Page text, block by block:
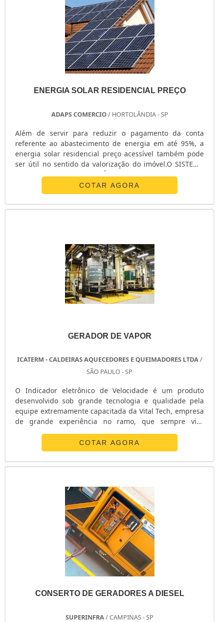
ENERGIA SOLAR RESIDENCIAL PREÇO
ADAPS COMERCIO/ HORTOLÂNDIA - SP
Além de servir para reduzir o pagamento da conta
referente ao abastecimento de energia em até 95%, a
energia solar residencial preço acessível também pode
ser útil no sentido da valorização do imóvel.O SISTEMA
SE APRESENTA COMO UM ÓTIMO INVESTIMENTOTratada
como um ótimo investimento, sendo que, neste caso, o
conceito de “ótimo” está diretamente relacionado a um
rápido retorno, a energia solar residencial interfere
COTAR AGORA
GERADOR DE VAPOR
ICATERM - CALDEIRAS AQUECEDORES E QUEIMADORES LTDA/
SÃO PAULO - SP
O Indicador eletrônico de Velocidade é um produto
desenvolvido sob grande tecnologia e qualidade pela
equipe extremamente capacitada da Vital Tech, empresa
de grande experiência no ramo, que sempre visa
oferecer as melhores soluções para seus clientes e suas
empresas e negócios. A Vital Tech, fabricante do
Indicador eletrônico de Velocidade, é uma empresa que
está no mercado desde 1998, e desde então vem se
COTAR AGORA
CONSERTO DE GERADORES A DIESEL
SUPERINFRA/ CAMPINAS - SP